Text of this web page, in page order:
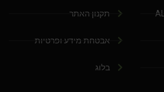
תקנון האתר
אבטחת מידע ופרטיות
בלוג